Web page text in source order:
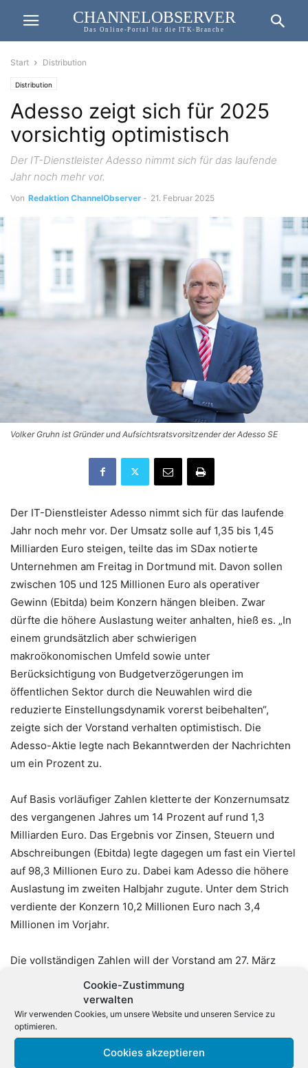
Cookie-Zustimmung
verwalten
Wir verwenden Cookies, um unsere Website und unseren Service zu
optimieren.
Cookies akzeptieren
CHANNELOBSERVER
Das Online-Portal für die ITK-Branche
Start Distribution
Distribution
Adesso zeigt sich für 2025
vorsichtig optimistisch
Der IT-Dienstleister Adesso nimmt sich für das laufende
Jahr noch mehr vor.
Von Redaktion ChannelObserver - 21. Februar 2025
Volker Gruhn ist Gründer und Aufsichtsratsvorsitzender der Adesso SE
Der IT-Dienstleister Adesso nimmt sich für das laufende
Jahr noch mehr vor. Der Umsatz solle auf 1,35 bis 1,45
Milliarden Euro steigen, teilte das im SDax notierte
Unternehmen am Freitag in Dortmund mit. Davon sollen
zwischen 105 und 125 Millionen Euro als operativer
Gewinn (Ebitda) beim Konzern hängen bleiben. Zwar
dürfte die höhere Auslastung weiter anhalten, hieß es. „In
einem grundsätzlich aber schwierigen
makroökonomischen Umfeld sowie unter
Berücksichtigung von Budgetverzögerungen im
öffentlichen Sektor durch die Neuwahlen wird die
reduzierte Einstellungsdynamik vorerst beibehalten“,
zeigte sich der Vorstand verhalten optimistisch. Die
Adesso-Aktie legte nach Bekanntwerden der Nachrichten
um ein Prozent zu.
Auf Basis vorläufiger Zahlen kletterte der Konzernumsatz
des vergangenen Jahres um 14 Prozent auf rund 1,3
Milliarden Euro. Das Ergebnis vor Zinsen, Steuern und
Abschreibungen (Ebitda) legte dagegen um fast ein Viertel
auf 98,3 Millionen Euro zu. Dabei kam Adesso die höhere
Auslastung im zweiten Halbjahr zugute. Unter dem Strich
verdiente der Konzern 10,2 Millionen Euro nach 3,4
Millionen im Vorjahr.
Die vollständigen Zahlen will der Vorstand am 27. März